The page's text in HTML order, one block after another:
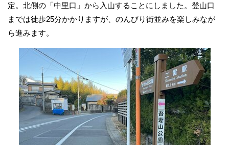
定。北側の「中里口」から入山することにしました。登山口
までは徒歩25分かかりますが、のんびり街並みを楽しみなが
ら進みます。